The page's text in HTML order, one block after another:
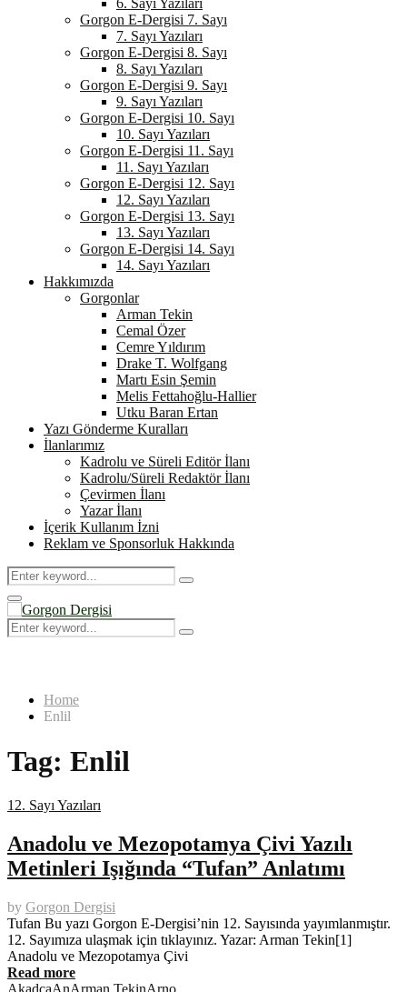
6. Sayı Yazıları
Gorgon E-Dergisi 7. Sayı
7. Sayı Yazıları
Gorgon E-Dergisi 8. Sayı
8. Sayı Yazıları
Gorgon E-Dergisi 9. Sayı
9. Sayı Yazıları
Gorgon E-Dergisi 10. Sayı
10. Sayı Yazıları
Gorgon E-Dergisi 11. Sayı
11. Sayı Yazıları
Gorgon E-Dergisi 12. Sayı
12. Sayı Yazıları
Gorgon E-Dergisi 13. Sayı
13. Sayı Yazıları
Gorgon E-Dergisi 14. Sayı
14. Sayı Yazıları
Hakkımızda
Gorgonlar
Arman Tekin
Cemal Özer
Cemre Yıldırım
Drake T. Wolfgang
Martı Esin Şemin
Melis Fettahoğlu-Hallier
Utku Baran Ertan
Yazı Gönderme Kuralları
İlanlarımız
Kadrolu ve Süreli Editör İlanı
Kadrolu/Süreli Redaktör İlanı
Çevirmen İlanı
Yazar İlanı
İçerik Kullanım İzni
Reklam ve Sponsorluk Hakkında
Search
for:
Search
Primary
Menu
Search
for:
Search
Home
Enlil
Tag: Enlil
12. Sayı Yazıları
Anadolu ve Mezopotamya Çivi Yazılı
Metinleri Işığında “Tufan” Anlatımı
by Gorgon Dergisi
Tufan Bu yazı Gorgon E-Dergisi’nin 12. Sayısında yayımlanmıştır.
12. Sayımıza ulaşmak için tıklayınız. Yazar: Arman Tekin[1]
Anadolu ve Mezopotamya Çivi
Read more
AkadçaAnArman TekinArno